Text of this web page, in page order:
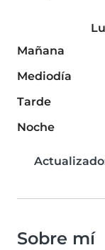
Lu
Mañana
Mediodía
Tarde
Noche
Sobre mí